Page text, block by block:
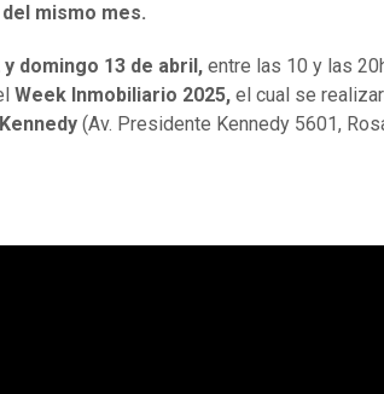
mismo mes.
y domingo 13 de abril, entre las 10 y las
Week Inmobiliario 2025, el cual se
(Av. Presidente Kennedy 5601,